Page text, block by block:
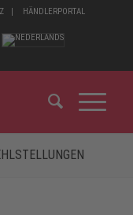
HÄNDLERPORTAL